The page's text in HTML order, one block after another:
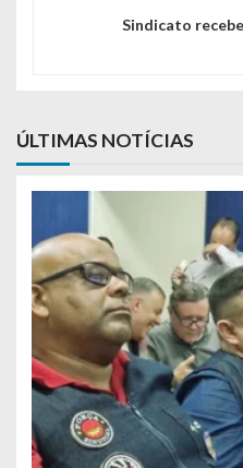
Sindicato
ÚLTIMAS NOTÍCIAS